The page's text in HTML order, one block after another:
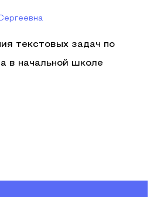
текстовых задач по
в начальной школе